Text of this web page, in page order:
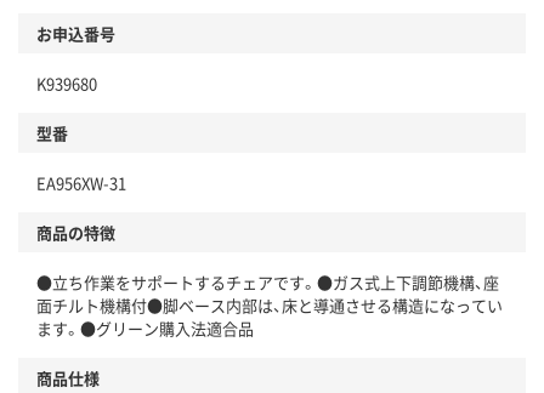
お申込番号
K939680
型番
EA956XW-31
商品の特徴
●立ち作業をサポートするチェアです。●ガス式上下調節機構、座
面チルト機構付●脚ベース内部は、床と導通させる構造になってい
ます。●グリーン購入法適合品
商品仕様